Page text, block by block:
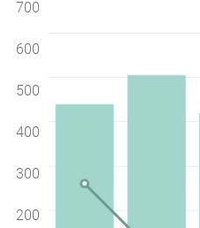
200
300
400
500
600
700